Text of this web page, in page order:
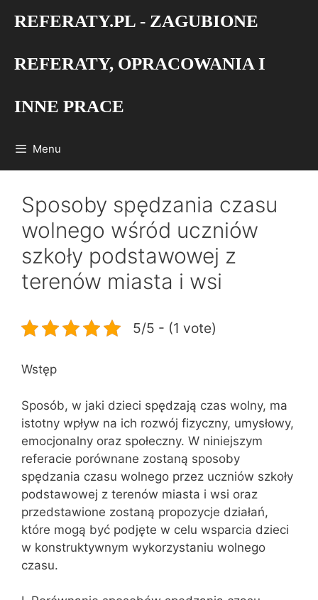
REFERATY.PL - ZAGUBIONE
REFERATY, OPRACOWANIA I
INNE PRACE
Menu
Sposoby spędzania czasu
wolnego wśród uczniów
szkoły podstawowej z
terenów miasta i wsi
5/5 - (1 vote)
Wstęp
Sposób, w jaki dzieci spędzają czas wolny, ma
istotny wpływ na ich rozwój fizyczny, umysłowy,
emocjonalny oraz społeczny. W niniejszym
referacie porównane zostaną sposoby
spędzania czasu wolnego przez uczniów szkoły
podstawowej z terenów miasta i wsi oraz
przedstawione zostaną propozycje działań,
które mogą być podjęte w celu wsparcia dzieci
w konstruktywnym wykorzystaniu wolnego
czasu.